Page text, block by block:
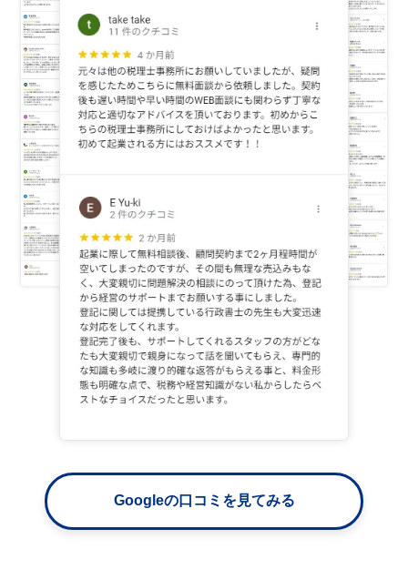
Googleの口コミを見てみる